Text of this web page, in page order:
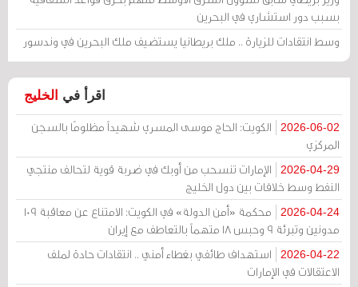
بسبب دور استشاري في البحرين
وسط انتقادات للزيارة .. ملك بريطانيا يستضيف ملك البحرين في وندسور
اقرأ في الخليج
2026-06-02
الكويت: الحاج موسى المسري شهيداً مظلومًا بالسجن
المركزي
2026-04-29
الإمارات تنسحب من أوبك في ضربة قوية لتحالف منتجي
النفط وسط خلافات بين دول الخليج
2026-04-24
محكمة «أمن الدولة» في الكويت: الامتناع عن معاقبة 109
مدونين وتبرئة 9 وحبس 18 متهماً بالتعاطف مع إيران
2026-04-22
استهداف طائفي بغطاء أمني .. انتقادات حادة لملف
الاعتقالات في الإمارات